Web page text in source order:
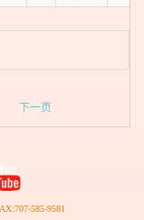
下一页
585-9581